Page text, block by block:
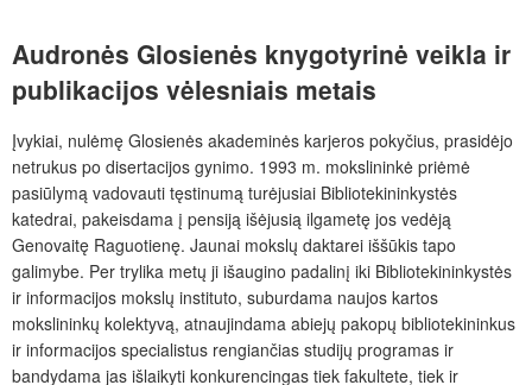
Audronės Glosienės knygotyrinė veikla ir
publikacijos vėlesniais metais
Įvykiai, nulėmę Glosienės akademinės karjeros pokyčius, prasidėjo
netrukus po disertacijos gynimo. 1993 m. mokslininkė priėmė
pasiūlymą vadovauti tęstinumą turėjusiai Bibliotekininkystės
katedrai, pakeisdama į pensiją išėjusią ilgametę jos vedėją
Genovaitę Raguotienę. Jaunai mokslų daktarei iššūkis tapo
galimybe. Per trylika metų ji išaugino padalinį iki Bibliotekininkystės
ir informacijos mokslų instituto, suburdama naujos kartos
mokslininkų kolektyvą, atnaujindama abiejų pakopų bibliotekininkus
ir informacijos specialistus rengiančias studijų programas ir
bandydama jas išlaikyti konkurencingas tiek fakultete, tiek ir